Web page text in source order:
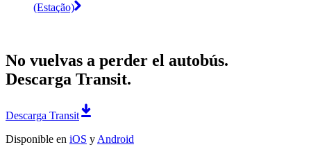
(Estação)
No vuelvas a perder el autobús.
Descarga Transit.
Descarga Transit
Disponible en iOS y Android